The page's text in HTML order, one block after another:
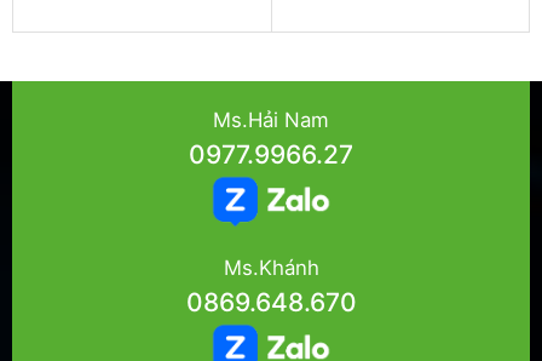
Ms.Hải Nam
0977.9966.27
Ms.Khánh
0869.648.670